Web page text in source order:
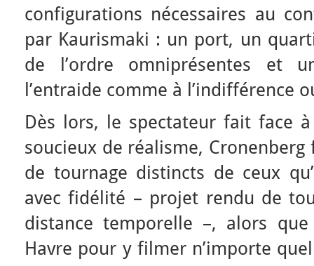
configurations nécessaires au
par Kaurismaki : un port, un
de l’ordre omniprésentes et
l’entraide comme à l’indifférence
Dès lors, le spectateur fait face
soucieux de réalisme,
de tournage distincts de ceux
avec fidélité – projet rendu de
distance temporelle –, alors
Havre pour y filmer n’importe